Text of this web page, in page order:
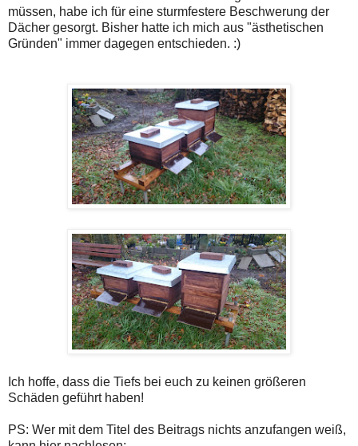
müssen, habe ich für eine sturmfestere Beschwerung der
Dächer gesorgt. Bisher hatte ich mich aus "ästhetischen
Gründen" immer dagegen entschieden. :)
Ich hoffe, dass die Tiefs bei euch zu keinen größeren
Schäden geführt haben!
PS: Wer mit dem Titel des Beitrags nichts anzufangen weiß,